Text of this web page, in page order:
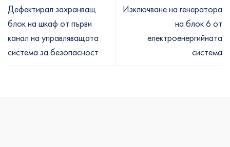
Дефектирал захранващ
блок на шкаф от първи
канал на управляващата
система за безопасност
Изключване на генератора
на блок 6 от
електроенергийната
система